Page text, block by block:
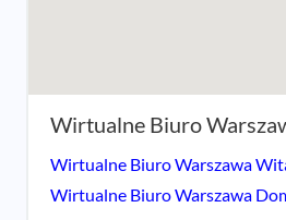
Wirtualne Biuro
Wirtualne Biuro Warszawa
Wirtualne Biuro Warszawa